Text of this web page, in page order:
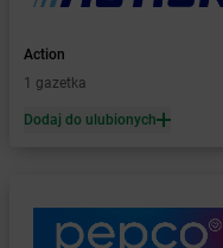
dino
dino
Baranowo
dino Barczewo
dino Bartniczka
Action
1 gazetka
Dodaj do ulubionych